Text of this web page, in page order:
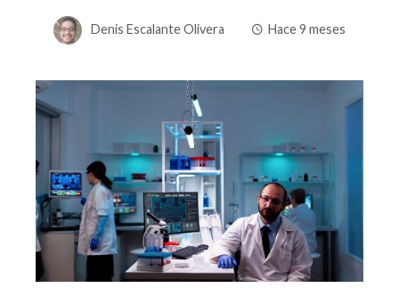
Denis Escalante Olivera Hace 9 meses